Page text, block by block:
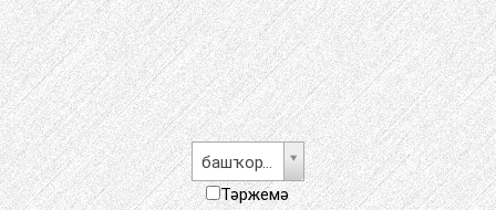
башҡорт теле
Тәржемә